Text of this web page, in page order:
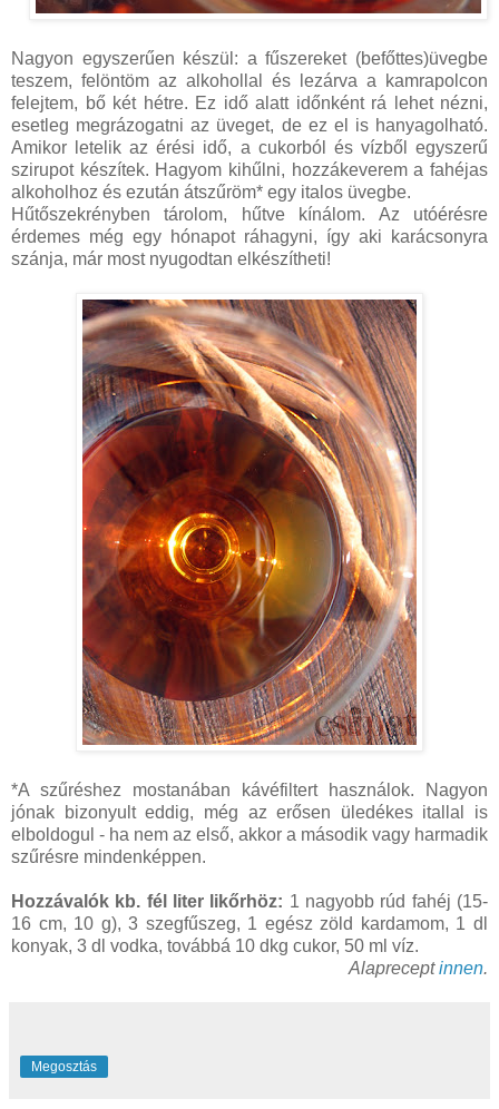
Nagyon egyszerűen készül: a fűszereket (befőttes)üvegbe
teszem, felöntöm az alkohollal és lezárva a kamrapolcon
felejtem, bő két hétre. Ez idő alatt időnként rá lehet nézni,
esetleg megrázogatni az üveget, de ez el is hanyagolható.
Amikor letelik az érési idő, a cukorból és vízből egyszerű
szirupot készítek. Hagyom kihűlni, hozzákeverem a fahéjas
alkoholhoz és ezután átszűröm* egy italos üvegbe.
Hűtőszekrényben tárolom, hűtve kínálom. Az utóérésre
érdemes még egy hónapot ráhagyni, így aki karácsonyra
szánja, már most nyugodtan elkészítheti!
*A szűréshez mostanában kávéfiltert használok. Nagyon
jónak bizonyult eddig, még az erősen üledékes itallal is
elboldogul - ha nem az első, akkor a második vagy harmadik
szűrésre mindenképpen.
Hozzávalók kb. fél liter likőrhöz: 1 nagyobb rúd fahéj (15-
16 cm, 10 g), 3 szegfűszeg, 1 egész zöld kardamom, 1 dl
konyak, 3 dl vodka, továbbá 10 dkg cukor, 50 ml víz.
Alapreceptinnen.
Megosztás